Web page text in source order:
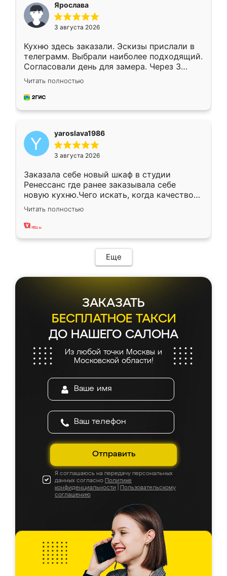
Ярослава
3 августа 2026
Кухню здесь заказали. Эскизы прислали в
телеграмм. Выбрали наиболее подходящий.
Согласовали день для замера. Через 3
недели кухня была уже готова. Остались
довольны работой. Спасибо Ренессанс
мебель за качественную работу!
Читать полностью
yaroslava1986
3 августа 2026
Заказала себе новый шкаф в студии
Ренессанс где ранее заказывала себе
новую кухню.Чего искать, когда качеством
вполне довольна. Служит кухня уже почти
два года, нареканий нет.
Читать полностью
Еще
ЗАКАЗАТЬ
БЕСПЛАТНОЕ ТАКСИ
ДО НАШЕГО САЛОНА
Из любой точки Москвы и
Московской области!
Отправить
Я соглашаюсь на передачу персональных
данных согласно Политике
конфиденциальности
Пользовательскому
соглашению